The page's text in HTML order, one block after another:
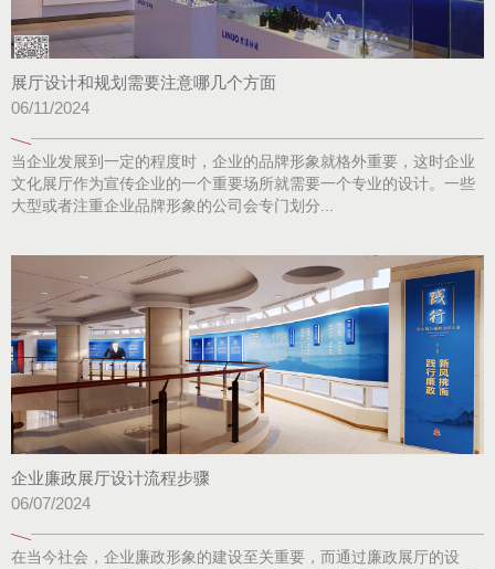
展厅设计和规划需要注意哪几个方面
06/11/2024
当企业发展到一定的程度时，企业的品牌形象就格外重要，这时企业
文化展厅作为宣传企业的一个重要场所就需要一个专业的设计。一些
大型或者注重企业品牌形象的公司会专门划分...
企业廉政展厅设计流程步骤
06/07/2024
在当今社会，企业廉政形象的建设至关重要，而通过廉政展厅的设